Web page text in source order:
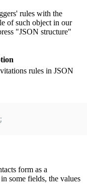
rules with the
of such object in our
"JSON structure"
rules in JSON
form as a
some fields, the values